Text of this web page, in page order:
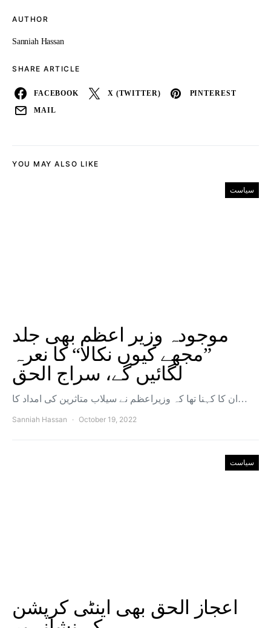
AUTHOR
Sanniah Hassan
SHARE ARTICLE
FACEBOOK X (TWITTER) PINTEREST
MAIL
YOU MAY ALSO LIKE
سیاست
موجودہ وزیر اعظم بھی جلد
”مجھے کیوں نکالا“ کا نعرہ
لگائیں گے، سراج الحق
ان کا کہنا تھا کہ وزیراعظم نے سیلاب متاثرین کی امداد کا…
Sanniah Hassan October 19, 2022
سیاست
اعجاز الحق بھی اینٹی کرپشن